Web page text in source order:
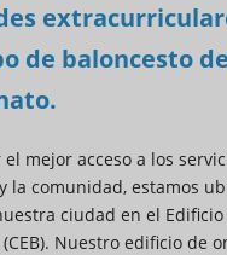
de baloncesto de
mejor acceso a los
la comunidad, estamos
ciudad en el Edificio
Nuestro edificio de